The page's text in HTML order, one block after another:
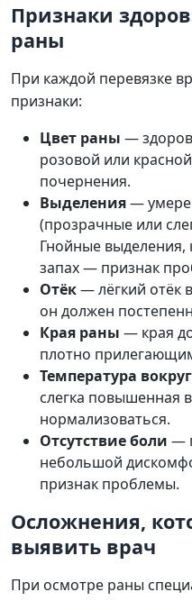
Признаки
раны
При каждой перевязке
признаки:
Цвет раны —
розовой или
почернения.
Выделения—
(прозрачные или
Гнойные
запах — признак
Отёк— лёгкий отёк
он должен
Края раны — края
плотно
Температура
слегка повышенная
нормализоваться.
Отсутствие боли —
небольшой
признак проблемы.
Осложнения,
выявить врач
При осмотре раны